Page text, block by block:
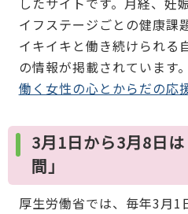
イフステージごとの健康課
イキイキと働き続けられる
の情報が掲載されています。
働く女性の心とからだの応
3月1日から3月8日
間」
厚生労働省では、毎年3月1